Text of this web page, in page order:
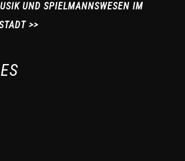
UND SPIELMANNSWESEN IM
>>